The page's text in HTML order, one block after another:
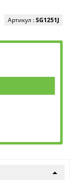
Артикул :SG1251J